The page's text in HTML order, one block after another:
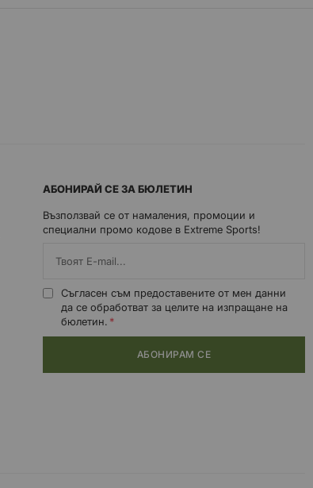
АБОНИРАЙ СЕ ЗА БЮЛЕТИН
Възползвай се от намаления, промоции и
специални промо кодове в Extreme Sports!
Съгласен съм предоставените от мен данни
да се обработват за целите на изпращане на
бюлетин.
АБОНИРАМ СЕ